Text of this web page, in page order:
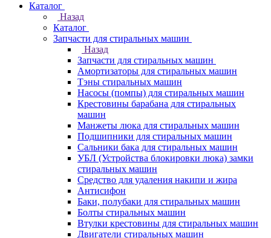
Каталог
Назад
Каталог
Запчасти для стиральных машин
Назад
Запчасти для стиральных машин
Амортизаторы для стиральных машин
Тэны стиральных машин
Насосы (помпы) для стиральных машин
Крестовины барабана для стиральных
машин
Манжеты люка для стиральных машин
Подшипники для стиральных машин
Сальники бака для стиральных машин
УБЛ (Устройства блокировки люка) замки
стиральных машин
Средство для удаления накипи и жира
Антисифон
Баки, полубаки для стиральных машин
Болты стиральных машин
Втулки крестовины для стиральных машин
Двигатели стиральных машин